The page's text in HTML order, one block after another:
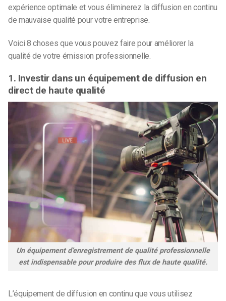
expérience optimale et vous éliminerez la diffusion en continu
de mauvaise qualité pour votre entreprise.
Voici 8 choses que vous pouvez faire pour améliorer la
qualité de votre émission professionnelle.
1. Investir dans un équipement de diffusion en
direct de haute qualité
Un équipement d’enregistrement de qualité professionnelle
est indispensable pour produire des flux de haute qualité.
L’équipement de diffusion en continu que vous utilisez